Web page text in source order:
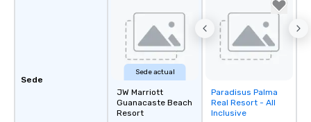
Sede
Sede actual
JW Marriott
Guanacaste Beach
Resort
Removed from
favorites
Paradisus Palma
Real Resort - All
Inclusive